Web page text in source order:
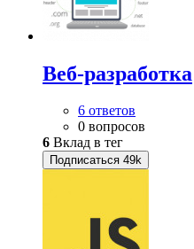
Веб-разработка
6 ответов
0 вопросов
6 Вклад в тег
Подписаться 49k